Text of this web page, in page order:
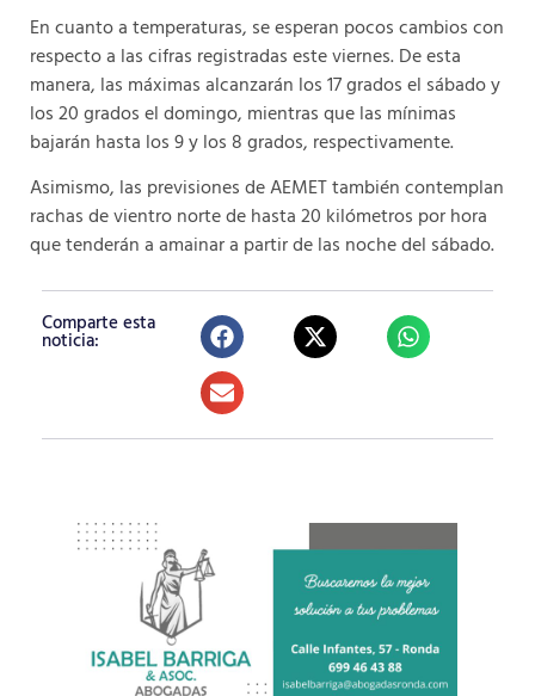
En cuanto a temperaturas, se esperan pocos cambios con
respecto a las cifras registradas este viernes. De esta
manera, las máximas alcanzarán los 17 grados el sábado y
los 20 grados el domingo, mientras que las mínimas
bajarán hasta los 9 y los 8 grados, respectivamente.
Asimismo, las previsiones de AEMET también contemplan
rachas de vientro norte de hasta 20 kilómetros por hora
que tenderán a amainar a partir de las noche del sábado.
Comparte esta
noticia: